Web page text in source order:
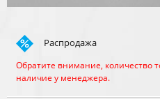
Распродажа
Обратите внимание, количество
наличие у менеджера.